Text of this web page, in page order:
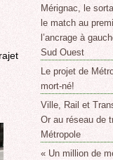
Mérignac, le
le match au
l’ancrage à
Sud Ouest
Le projet de
mort-né!
Ville, Rail et
Or au réseau de
Métropole
« Un million de